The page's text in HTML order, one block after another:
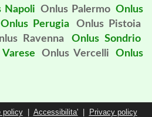
Napoli Onlus Palermo Onlus
Onlus Perugia
Onlus Pistoia
Ravenna
Onlus Sondrio
Onlus Vercelli
Onlus
policy| Accessibilita'| Privacy policy